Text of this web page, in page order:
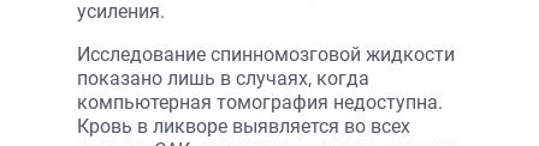
усиления.
Исследование спинномозговой жидкости
показано лишь в случаях, когда
компьютерная томография недоступна.
Кровь в ликворе выявляется во всех